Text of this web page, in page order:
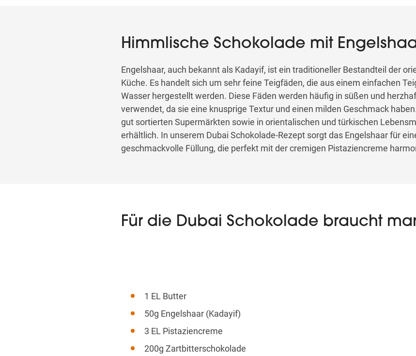
Himmlische Schokolade mit
Engelshaar, auch bekannt als Kadayif, ist ein traditioneller Bestandteil der
Küche. Es handelt sich um sehr feine Teigfäden, die aus einem einfachen
Wasser hergestellt werden. Diese Fäden werden häufig in süßen und
verwendet, da sie eine knusprige Textur und einen milden Geschmack
gut sortierten Supermärkten sowie in orientalischen und türkischen
erhältlich. In unserem Dubai Schokolade-Rezept sorgt das Engelshaar für
geschmackvolle Füllung, die perfekt mit der cremigen Pistaziencreme
Für die Dubai Schokolade braucht
1 EL Butter
50g Engelshaar (Kadayif)
3 EL Pistaziencreme
200g Zartbitterschokolade